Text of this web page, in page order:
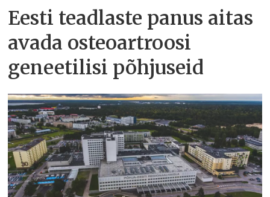
Eesti teadlaste panus aitas
avada osteoartroosi
geneetilisi põhjuseid